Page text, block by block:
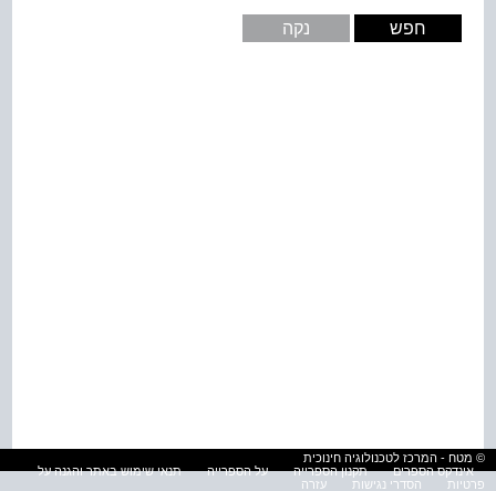
© מטח - המרכז לטכנולוגיה חינוכית
אינדקס הספרים
תקנון הספרייה על הספרייה
תנאי שימוש באתר והגנה על
פרטיות
הסדרי נגישות עזרה